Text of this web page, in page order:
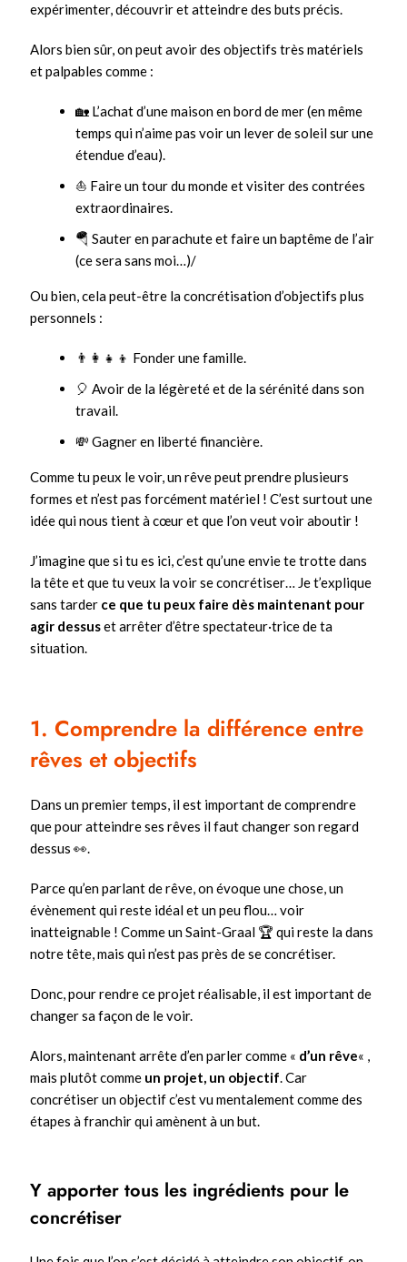
expérimenter, découvrir et atteindre des buts précis.
Alors bien sûr, on peut avoir des objectifs très matériels
et palpables comme :
🏡 L’achat d’une maison en bord de mer (en même
temps qui n’aime pas voir un lever de soleil sur une
étendue d’eau).
⛵️ Faire un tour du monde et visiter des contrées
extraordinaires.
🪂 Sauter en parachute et faire un baptême de l’air
(ce sera sans moi…)/
Ou bien, cela peut-être la concrétisation d’objectifs plus
personnels :
👨‍👩‍👧‍👦 Fonder une famille.
🎈 Avoir de la légèreté et de la sérénité dans son
travail.
💸 Gagner en liberté financière.
Comme tu peux le voir, un rêve peut prendre plusieurs
formes et n’est pas forcément matériel ! C’est surtout une
idée qui nous tient à cœur et que l’on veut voir aboutir !
J’imagine que si tu es ici, c’est qu’une envie te trotte dans
la tête et que tu veux la voir se concrétiser… Je t’explique
sans tarder ce que tu peux faire dès maintenant pour
agir dessuset arrêter d’être spectateur·trice de ta
situation.
1. Comprendre la différence entre
rêves et objectifs
Dans un premier temps, il est important de comprendre
que pour atteindre ses rêves il faut changer son regard
dessus 👀.
Parce qu’en parlant de rêve, on évoque une chose, un
évènement qui reste idéal et un peu flou… voir
inatteignable ! Comme un Saint-Graal 🏆 qui reste la dans
notre tête, mais qui n’est pas près de se concrétiser.
Donc, pour rendre ce projet réalisable, il est important de
changer sa façon de le voir.
Alors, maintenant arrête d’en parler comme « d’un rêve« ,
mais plutôt commeun projet, un objectif. Car
concrétiser un objectif c’est vu mentalement comme des
étapes à franchir qui amènent à un but.
Y apporter tous les ingrédients pour le
concrétiser